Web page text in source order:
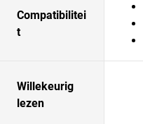
Compatibilitei
t
Willekeurig
lezen